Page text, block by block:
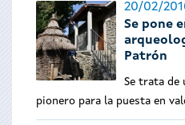
20/02/
Se pone
Patrón
Se trata de
pionero para la puesta en